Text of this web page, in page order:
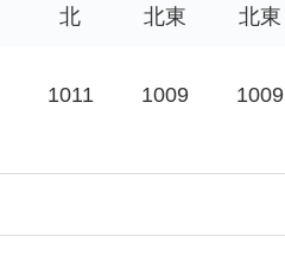
北 北東 北東
1011 1009 1009